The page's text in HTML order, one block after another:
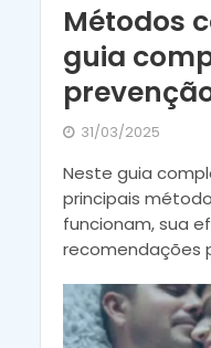
Métodos
guia
31/03/2025
Neste guia
principais
funcionam, sua
recomendações